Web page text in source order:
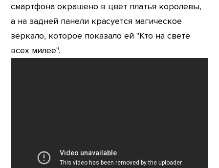
смартфона окрашено в цвет платья королевы,
а на задней панели красуется магическое
зеркало, которое показало ей "Кто на свете
всех милее".